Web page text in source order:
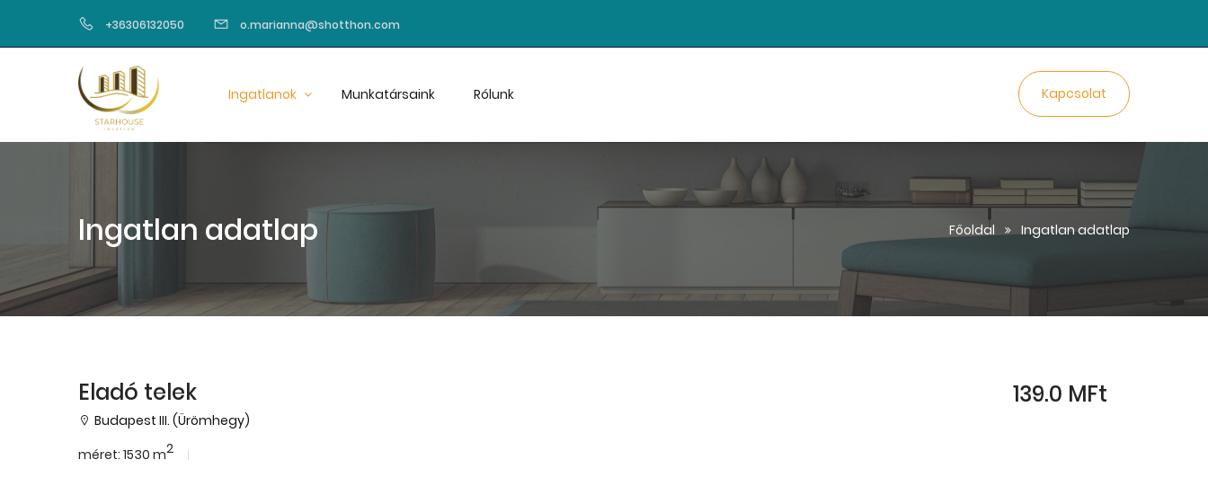
+36306132050 o.marianna@shotthon.com
Ingatlanok Munkatársaink Rólunk Kapcsolat
Ingatlan adatlap Főoldal Ingatlan adatlap
Eladó telek
Budapest III. (Ürömhegy)
méret: 1530 m2
139.0 MFt